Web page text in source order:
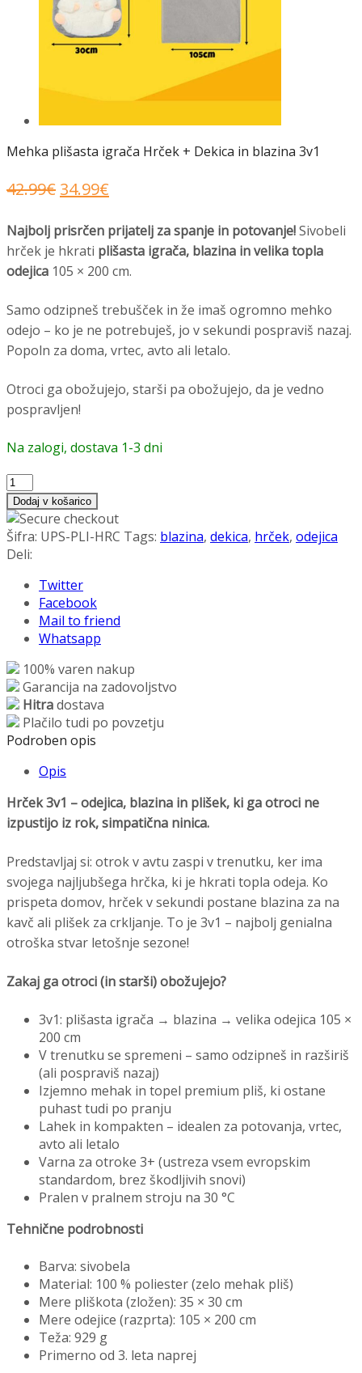
Mehka plišasta igrača Hrček + Dekica in blazina 3v1
42.99€ Izvirna
je
bila:
34.99€
je:
34.99€.
Najbolj prisrčen prijatelj za spanje in potovanje!Sivobeli
hrček je hkrati plišasta igrača, blazina in velika topla
odejica 105 × 200 cm.
Samo odzipneš trebušček in že imaš ogromno mehko
odejo – ko je ne potrebuješ, jo v sekundi pospraviš nazaj.
Popoln za doma, vrtec, avto ali letalo.
Otroci ga obožujejo, starši pa obožujejo, da je vedno
pospravljen!
Na zalogi, dostava 1-3 dni
Mehka
plišasta
igrača
Hrček
+
blazina
3v1
količina
Dodaj v košarico
Šifra: UPS-PLI-HRC Tags: blazina, dekica, hrček, odejica
Deli:
Twitter
Facebook
Mail to friend
Whatsapp
100% varen nakup
Garancija na zadovoljstvo
Hitradostava
Plačilo tudi po povzetju
Podroben opis
Opis
Hrček 3v1 – odejica, blazina in plišek, ki ga otroci ne
izpustijo iz rok, simpatična ninica.
Predstavljaj si: otrok v avtu zaspi v trenutku, ker ima
svojega najljubšega hrčka, ki je hkrati topla odeja. Ko
prispeta domov, hrček v sekundi postane blazina za na
kavč ali plišek za crkljanje. To je 3v1 – najbolj genialna
otroška stvar letošnje sezone!
Zakaj ga otroci (in starši) obožujejo?
3v1: plišasta igrača → blazina → velika odejica 105 ×
200 cm
V trenutku se spremeni – samo odzipneš in razširiš
(ali pospraviš nazaj)
Izjemno mehak in topel premium pliš, ki ostane
puhast tudi po pranju
Lahek in kompakten – idealen za potovanja, vrtec,
avto ali letalo
Varna za otroke 3+ (ustreza vsem evropskim
standardom, brez škodljivih snovi)
Pralen v pralnem stroju na 30 °C
Tehnične podrobnosti
Barva: sivobela
Material: 100 % poliester (zelo mehak pliš)
Mere pliškota (zložen): 35 × 30 cm
Mere odejice (razprta): 105 × 200 cm
Teža: 929 g
Primerno od 3. leta naprej